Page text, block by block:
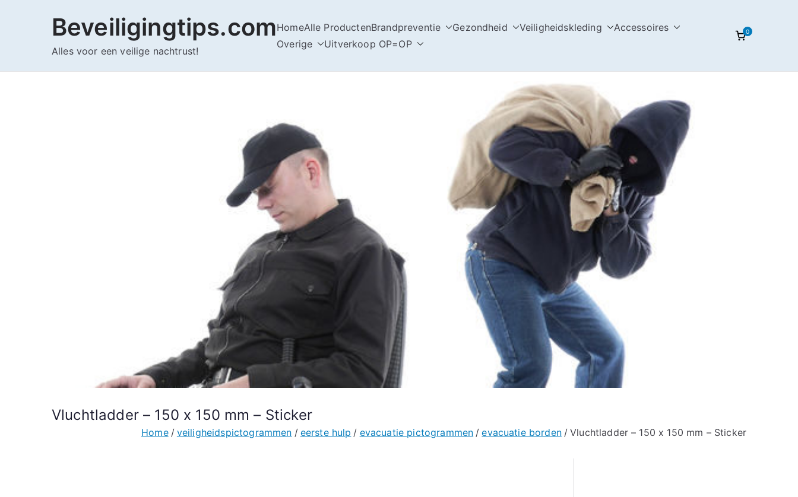
Beveiligingtips.com
Alles voor een veilige nachtrust!
HomeAlle ProductenBrandpreventie Gezondheid Veiligheidskleding
Accessoires
Overige
Uitverkoop OP=OP
0
Vluchtladder – 150 x 150 mm – Sticker
Home veiligheidspictogrammen eerste hulp evacuatie pictogrammen evacuatie borden Vluchtladder – 150 x 150 mm – Sticker